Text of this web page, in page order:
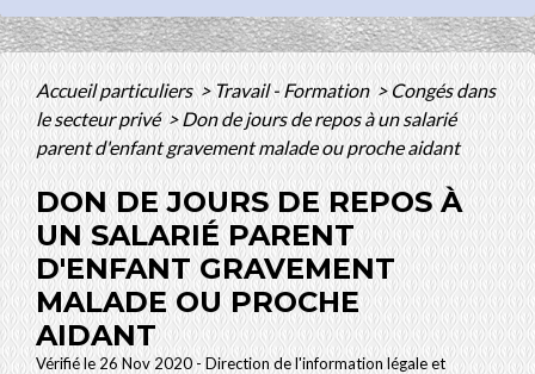
Accueil particuliers>Travail - Formation > Congés dans
le secteur privé> Don de jours de repos à un salarié
parent d'enfant gravement malade ou proche aidant
DON DE JOURS DE REPOS À
UN SALARIÉ PARENT
D'ENFANT GRAVEMENT
MALADE OU PROCHE
AIDANT
Vérifié le 26 Nov 2020 - Direction de l'information légale et